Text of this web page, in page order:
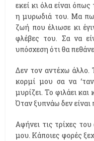
εκεί κι όλα είναι
η μυρωδιά του. Μα
ζωή που έλιωσε κι
φλέβες του. Σα να
υπόσχεση ότι θα
Δεν τον αντέχω άλλο.
κορμί μου σα να
μυρίζει. Το φιλάει
Όταν ξυπνάω δεν είναι
Αφήνει τις τρίχες
μου. Κάποιες φορές